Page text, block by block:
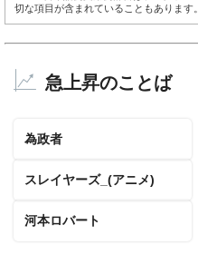
切な項目が含まれていることもあります
急上昇のことば
為政者
スレイヤーズ_(アニメ)
河本ロバート